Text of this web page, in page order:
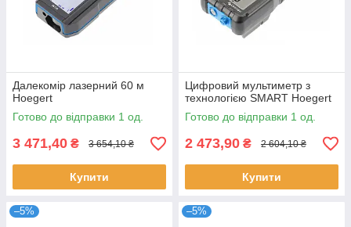
Далекомір лазерний 60 м
Hoegert
Готово до відправки 1 од.
3 471,40 ₴ 3 654,10 ₴
Купити
Цифровий мультиметр з
технологією SMART Hoegert
Готово до відправки 1 од.
2 473,90 ₴ 2 604,10 ₴
Купити
–5% –5%